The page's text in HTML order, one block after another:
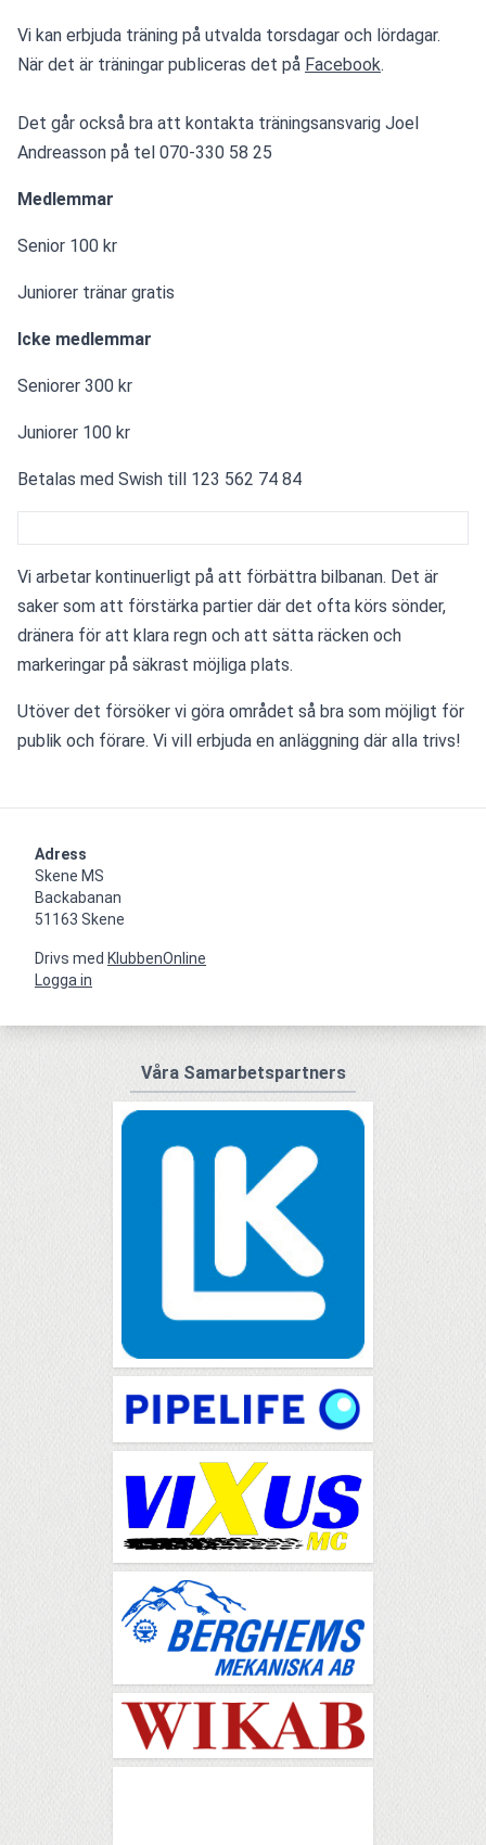
Vi kan erbjuda träning på utvalda torsdagar och lördagar.
När det är träningar publiceras det på Facebook.
Det går också bra att kontakta träningsansvarig Joel
Andreasson på tel 070-330 58 25
Medlemmar
Senior 100 kr
Juniorer tränar gratis
Icke medlemmar
Seniorer 300 kr
Juniorer 100 kr
Betalas med Swish till 123 562 74 84
Vi arbetar kontinuerligt på att förbättra bilbanan. Det är
saker som att förstärka partier där det ofta körs sönder,
dränera för att klara regn och att sätta räcken och
markeringar på säkrast möjliga plats.
Utöver det försöker vi göra området så bra som möjligt för
publik och förare. Vi vill erbjuda en anläggning där alla trivs!
Adress
Skene MS
Backabanan
51163 Skene
Drivs med KlubbenOnline
Logga in
Våra Samarbetspartners